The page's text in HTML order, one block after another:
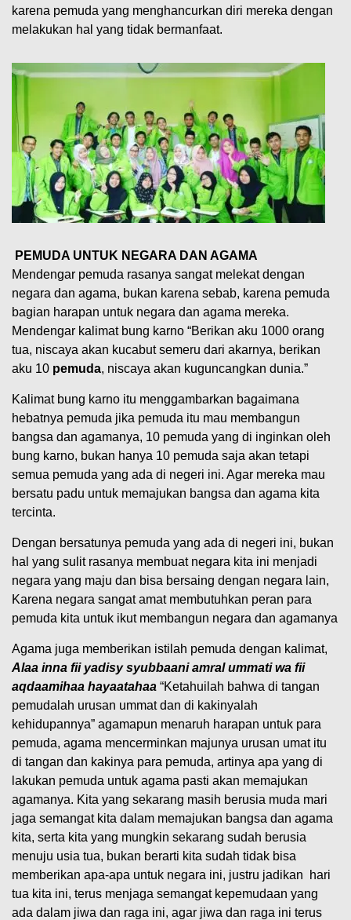
karena pemuda yang menghancurkan diri mereka dengan
melakukan hal yang tidak bermanfaat.
PEMUDA UNTUK NEGARA DAN AGAMA
Mendengar pemuda rasanya sangat melekat dengan
negara dan agama, bukan karena sebab, karena pemuda
bagian harapan untuk negara dan agama mereka.
Mendengar kalimat bung karno “Berikan aku 1000 orang
tua, niscaya akan kucabut semeru dari akarnya, berikan
aku 10 pemuda, niscaya akan kuguncangkan dunia.”
Kalimat bung karno itu menggambarkan bagaimana
hebatnya pemuda jika pemuda itu mau membangun
bangsa dan agamanya, 10 pemuda yang di inginkan oleh
bung karno, bukan hanya 10 pemuda saja akan tetapi
semua pemuda yang ada di negeri ini. Agar mereka mau
bersatu padu untuk memajukan bangsa dan agama kita
tercinta.
Dengan bersatunya pemuda yang ada di negeri ini, bukan
hal yang sulit rasanya membuat negara kita ini menjadi
negara yang maju dan bisa bersaing dengan negara lain,
Karena negara sangat amat membutuhkan peran para
pemuda kita untuk ikut membangun negara dan agamanya
Agama juga memberikan istilah pemuda dengan kalimat,
Alaa inna fii yadisy syubbaani amral ummati wa fii
aqdaamihaa hayaatahaa “Ketahuilah bahwa di tangan
pemudalah urusan ummat dan di kakinyalah
kehidupannya” agamapun menaruh harapan untuk para
pemuda, agama mencerminkan majunya urusan umat itu
di tangan dan kakinya para pemuda, artinya apa yang di
lakukan pemuda untuk agama pasti akan memajukan
agamanya. Kita yang sekarang masih berusia muda mari
jaga semangat kita dalam memajukan bangsa dan agama
kita, serta kita yang mungkin sekarang sudah berusia
menuju usia tua, bukan berarti kita sudah tidak bisa
memberikan apa-apa untuk negara ini, justru jadikan hari
tua kita ini, terus menjaga semangat kepemudaan yang
ada dalam jiwa dan raga ini, agar jiwa dan raga ini terus